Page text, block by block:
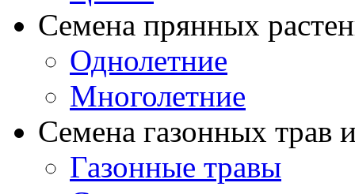
Семена прянных
Однолетние
Многолетние
Семена газонных трав
Газонные травы